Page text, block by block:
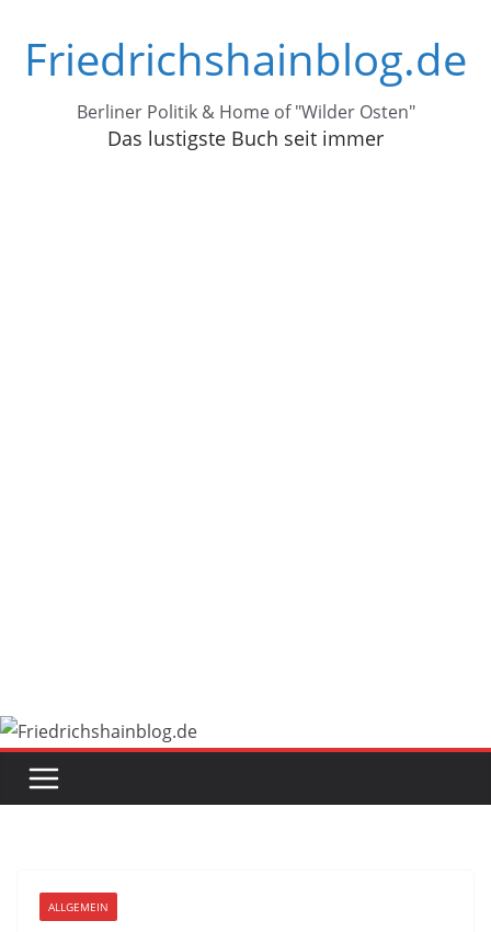
Inhalt
springen
Friedrichshainblog.de
Berliner Politik & Home of "Wilder Osten"
Das lustigste Buch seit immer
ALLGEMEIN